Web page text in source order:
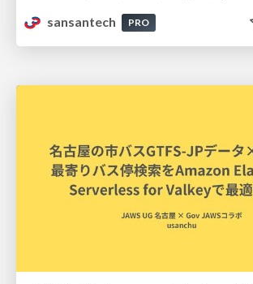
sansantech
PRO